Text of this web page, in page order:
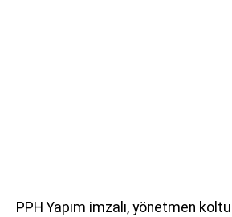
PPH Yapım imzalı, yönetmen